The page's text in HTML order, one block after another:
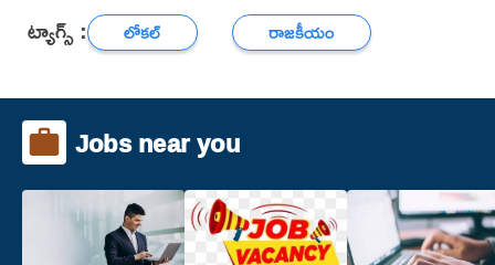
ట్యాగ్స్ : లోకల్ రాజకీయం
Jobs near you